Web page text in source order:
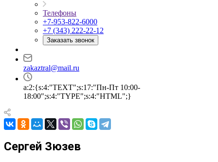
Телефоны
+7-953-822-6000
+7 (343) 222-22-12
Заказать звонок
zakaztral@mail.ru
a:2:{s:4:"TEXT";s:17:"Пн-Пт 10:00-
18:00";s:4:"TYPE";s:4:"HTML";}
Сергей Зюзев